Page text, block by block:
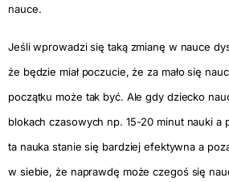
nauce.
Jeśli wprowadzi się taką zmianę w nauce
że będzie miał poczucie, że za mało się
początku może tak być. Ale gdy dziecko
blokach czasowych np. 15-20 minut nauki a
ta nauka stanie się bardziej efektywna a
w siebie, że naprawdę może czegoś się